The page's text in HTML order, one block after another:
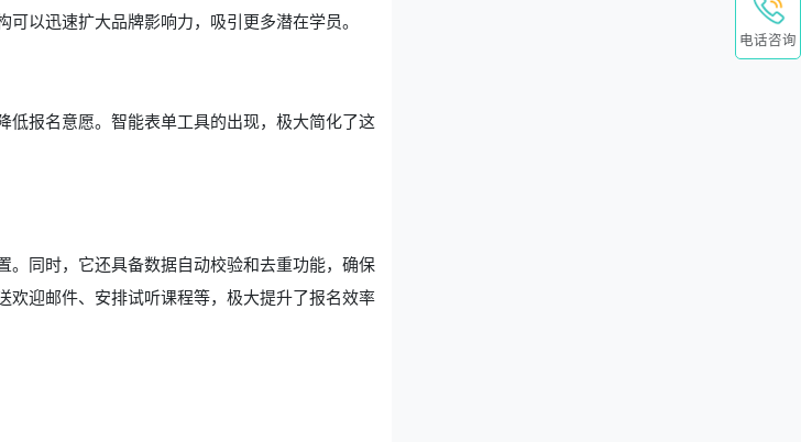
以迅速扩大品牌影响力，吸引更多潜在学员。
报名意愿。智能表单工具的出现，极大简化了这
同时，它还具备数据自动校验和去重功能，确保
欢迎邮件、安排试听课程等，极大提升了报名效率
电话咨询